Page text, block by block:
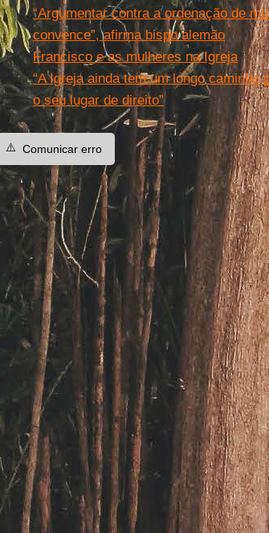
“Argumentar contra a ordenação de
convence”, afirma bispo alemão
Francisco e as mulheres na Igreja
“A Igreja ainda tem um longo
o seu lugar de direito”
⚠️ Comunicar erro